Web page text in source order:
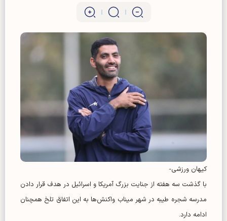
کیهان ورزشی-
با گذشت سه هفته از جنایت بزرگ آمریکا و اسرائیل در هدف قرار دادن
مدرسه شجره طیبه در شهر میناب واکنش‌ها به این اتفاق تلخ همچنان
ادامه دارد.